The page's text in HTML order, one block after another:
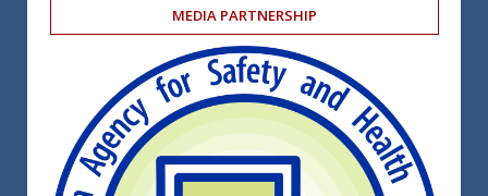
MEDIA PARTNERSHIP